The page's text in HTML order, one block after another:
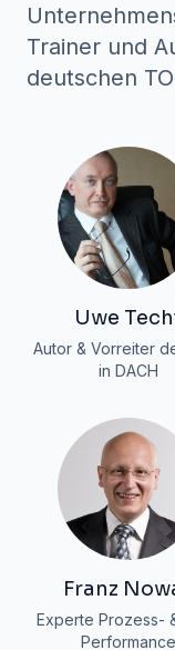
Trainer und
deutschen
Uwe
Autor & Vorreiter
in DACH
Franz
Experte Prozess-
Performance